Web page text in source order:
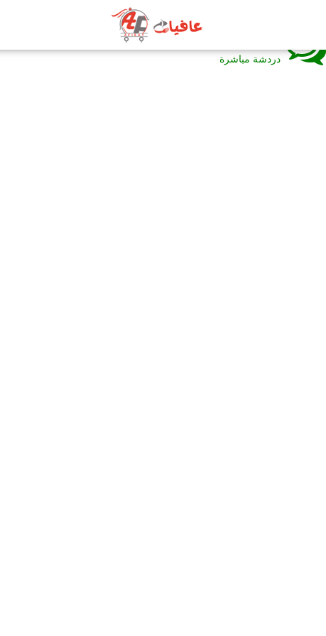
دردشة مباشرة